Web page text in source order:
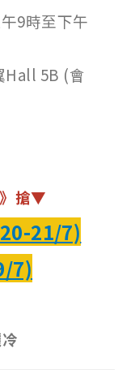
9時至下午
Hall 5B (會
搶▼
21/7)
7)